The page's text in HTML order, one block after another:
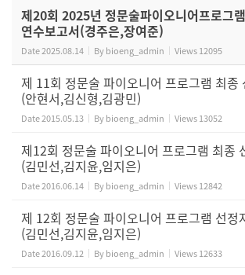
제20회 2025년 정문술파이오니어프로그
연수보고서(경주은,장여준)
Date2025.08.14 Bybioeng_admin Views12095
제 11회 정문술 파이오니어 프로그램 최종
(안현서,김신형,김광민)
Date2015.05.13 Bybioeng_admin Views13052
제12회 정문술 파이오니어 프로그램 최종
(김민선,김지윤,임지은)
Date2016.06.14 Bybioeng_admin Views12842
제 12회 정문술 파이오니어 프로그램 선정
(김민선,김지윤,임지은)
Date2016.09.12 Bybioeng_admin Views12633